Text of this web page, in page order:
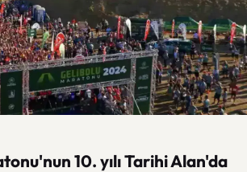
10. yılı Tarihi Alan'da